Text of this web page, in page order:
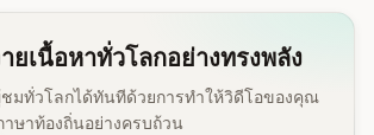
ยเนื้อหาทั่วโลกอย่างทรงพลัง
ชมทั่วโลกได้ทันทีด้วยการทำให้วิดีโอของคุณ
าษาท้องถิ่นอย่างครบถ้วน